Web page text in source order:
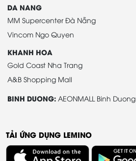
DA NANG
MM Supercenter Đà Nẵng
Vincom Ngo Quyen
KHANH HOA
Gold Coast Nha Trang
A&B Shopping Mall
BINH DUONG: AEONMALL Binh Duong
TẢI ỨNG DỤNG LEMINO